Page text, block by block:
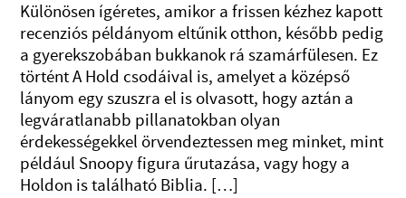
Különösen ígéretes, amikor a frissen kézhez kapott
recenziós példányom eltűnik otthon, később pedig
a gyerekszobában bukkanok rá szamárfülesen. Ez
történt A Hold csodáival is, amelyet a középső
lányom egy szuszra el is olvasott, hogy aztán a
legváratlanabb pillanatokban olyan
érdekességekkel örvendeztessen meg minket, mint
például Snoopy figura űrutazása, vagy hogy a
Holdon is található Biblia. […]